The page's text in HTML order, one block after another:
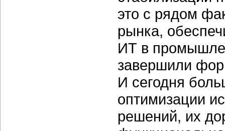
это с рядом
рынка,
ИТ в
завершили
И сегодня
оптимизации
решений, их